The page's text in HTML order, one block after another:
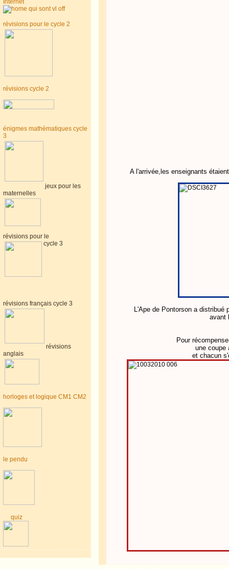
Internet
révisions pour le cycle 2
révisions cycle 2
énigmes mathématiques cycle
3
jeux pour les
maternelles
révisions pour le
cycle 3
révisions français cycle 3
révisions
anglais
horloges et logique CM1 CM2
le pendu
quiz
A l'arrivée,les enseignants
L'Ape de Pontorson a
avant
Pour
une coupe
et chacun